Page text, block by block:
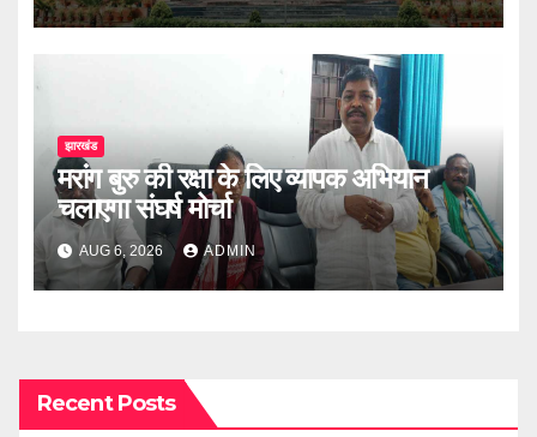
झारखंड
मरांग बुरु की रक्षा के लिए व्यापक अभियान
चलाएगा संघर्ष मोर्चा
AUG 6, 2026 ADMIN
Recent Posts